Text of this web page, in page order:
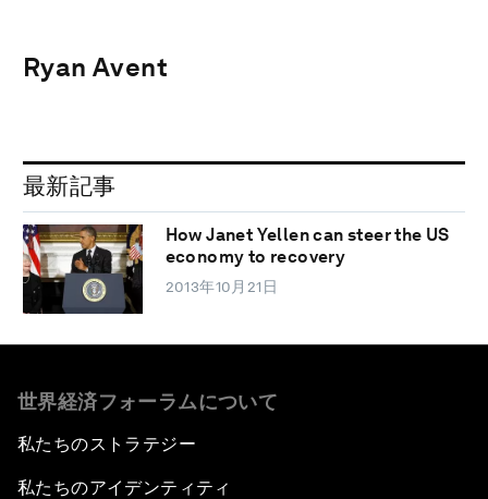
Ryan Avent
最新記事
How Janet Yellen can steer the US
economy to recovery
2013年10月21日
世界経済フォーラムについて
私たちのストラテジー
私たちのアイデンティティ